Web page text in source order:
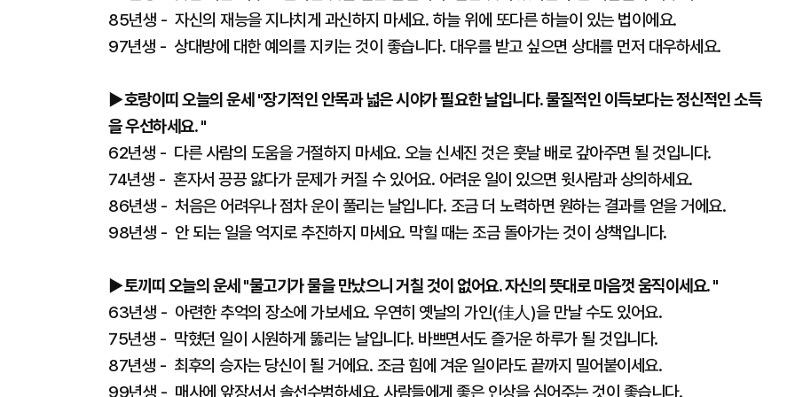
85년생 - 자신의 재능을 지나치게 과신하지 마세요. 하늘 위에 또다른 하늘이 있는 법이에요.
97년생 - 상대방에 대한 예의를 지키는 것이 좋습니다. 대우를 받고 싶으면 상대를 먼저 대우하세요.
▶호랑이띠 오늘의 운세 "장기적인 안목과 넓은 시야가 필요한 날입니다. 물질적인 이득보다는 정신적인 소득
을 우선하세요. "
62년생 - 다른 사람의 도움을 거절하지 마세요. 오늘 신세진 것은 훗날 배로 갚아주면 될 것입니다.
74년생 - 혼자서 끙끙 앓다가 문제가 커질 수 있어요. 어려운 일이 있으면 윗사람과 상의하세요.
86년생 - 처음은 어려우나 점차 운이 풀리는 날입니다. 조금 더 노력하면 원하는 결과를 얻을 거에요.
98년생 - 안 되는 일을 억지로 추진하지 마세요. 막힐 때는 조금 돌아가는 것이 상책입니다.
▶토끼띠 오늘의 운세 "물고기가 물을 만났으니 거칠 것이 없어요. 자신의 뜻대로 마음껏 움직이세요. "
63년생 - 아련한 추억의 장소에 가보세요. 우연히 옛날의 가인(佳人)을 만날 수도 있어요.
75년생 - 막혔던 일이 시원하게 뚫리는 날입니다. 바쁘면서도 즐거운 하루가 될 것입니다.
87년생 - 최후의 승자는 당신이 될 거에요. 조금 힘에 겨운 일이라도 끝까지 밀어붙이세요.
99년생 - 매사에 앞장서서 솔선수범하세요. 사람들에게 좋은 인상을 심어주는 것이 좋습니다.